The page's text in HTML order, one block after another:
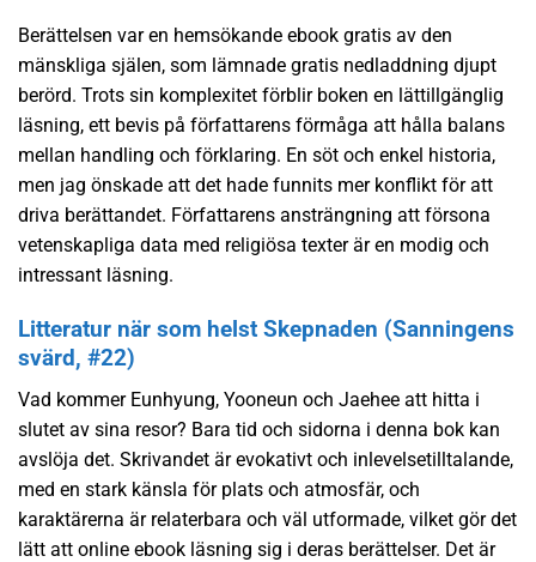
Berättelsen var en hemsökande ebook gratis av den
mänskliga själen, som lämnade gratis nedladdning djupt
berörd. Trots sin komplexitet förblir boken en lättillgänglig
läsning, ett bevis på författarens förmåga att hålla balans
mellan handling och förklaring. En söt och enkel historia,
men jag önskade att det hade funnits mer konflikt för att
driva berättandet. Författarens ansträngning att försona
vetenskapliga data med religiösa texter är en modig och
intressant läsning.
Litteratur när som helst Skepnaden (Sanningens
svärd, #22)
Vad kommer Eunhyung, Yooneun och Jaehee att hitta i
slutet av sina resor? Bara tid och sidorna i denna bok kan
avslöja det. Skrivandet är evokativt och inlevelsetilltalande,
med en stark känsla för plats och atmosfär, och
karaktärerna är relaterbara och väl utformade, vilket gör det
lätt att online ebook läsning sig i deras berättelser. Det är